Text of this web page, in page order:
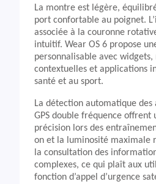
La montre est légère,
port confortable au poignet.
associée à la couronne
intuitif. Wear OS 6 propose
personnalisable avec
contextuelles et applications
santé et au sport.
La détection automatique
GPS double fréquence offrent
précision lors des
on et la luminosité maximale
la consultation des
complexes, ce qui plaît aux
fonction d’appel d’urgence